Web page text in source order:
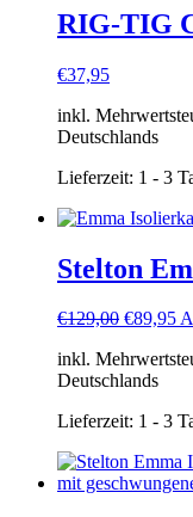
RIG-TIG
€37,95
inkl.
Deutschlands
Lieferzeit: 1 - 3
Stelton
€129,00
war:
€129,00
€89,95
inkl.
Deutschlands
Lieferzeit: 1 - 3